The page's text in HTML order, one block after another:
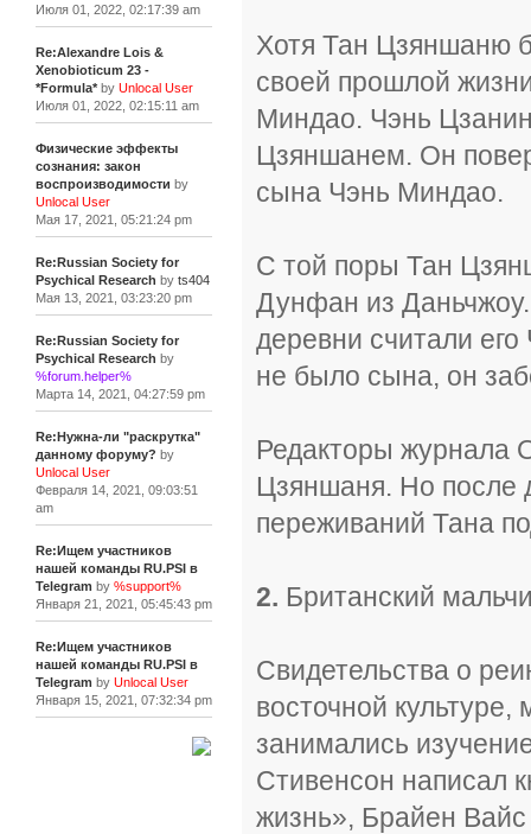
Июля 01, 2022, 02:17:39 am
Re:Alexandre Lois &
Xenobioticum 23 -
*Formula*by Unlocal User
Июля 01, 2022, 02:15:11 am
Физические эффекты
сознания: закон
воспроизводимости by
Unlocal User
Мая 17, 2021, 05:21:24 pm
Re:Russian Society for
Psychical Research by ts404
Мая 13, 2021, 03:23:20 pm
Re:Russian Society for
Psychical Research by
%forum.helper%
Марта 14, 2021, 04:27:59 pm
Re:Нужна-ли "раскрутка"
данному форуму? by
Unlocal User
Февраля 14, 2021, 09:03:51
am
Re:Ищем участников
нашей команды RU.PSI в
Telegram by %support%
Января 21, 2021, 05:45:43 pm
Re:Ищем участников
нашей команды RU.PSI в
Telegram by Unlocal User
Января 15, 2021, 07:32:34 pm
Хотя Тан Цзяншаню
своей прошлой
Миндао. Чэнь
Цзяншанем. Он
сына Чэнь Миндао.
С той поры Тан
Дунфан из
деревни считали
не было сына, он
Редакторы журнала
Цзяншаня. Но после
переживаний Тана
2. Британский
Свидетельства о
восточной
занимались
Стивенсон написал
жизнь», Брайен